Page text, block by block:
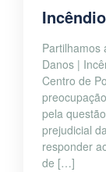
Partilhamos
Danos |
Centro de
pela
prejudicial
responder
de […]